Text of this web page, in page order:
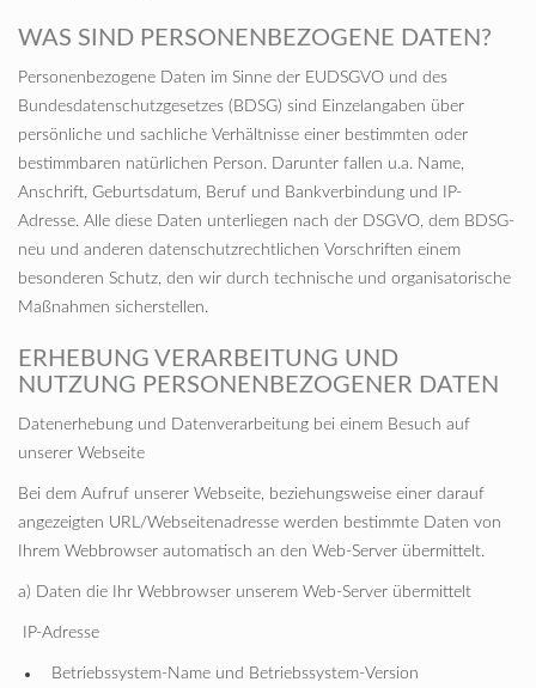
WAS SIND PERSONENBEZOGENE DATEN?
Personenbezogene Daten im Sinne der EUDSGVO und des
Bundesdatenschutzgesetzes (BDSG) sind Einzelangaben über
persönliche und sachliche Verhältnisse einer bestimmten oder
bestimmbaren natürlichen Person. Darunter fallen u.a. Name,
Anschrift, Geburtsdatum, Beruf und Bankverbindung und IP-
Adresse. Alle diese Daten unterliegen nach der DSGVO, dem BDSG-
neu und anderen datenschutzrechtlichen Vorschriften einem
besonderen Schutz, den wir durch technische und organisatorische
Maßnahmen sicherstellen.
ERHEBUNG VERARBEITUNG UND
NUTZUNG PERSONENBEZOGENER DATEN
Datenerhebung und Datenverarbeitung bei einem Besuch auf
unserer Webseite
Bei dem Aufruf unserer Webseite, beziehungsweise einer darauf
angezeigten URL/Webseitenadresse werden bestimmte Daten von
Ihrem Webbrowser automatisch an den Web-Server übermittelt.
a) Daten die Ihr Webbrowser unserem Web-Server übermittelt
IP-Adresse
Betriebssystem-Name und Betriebssystem-Version